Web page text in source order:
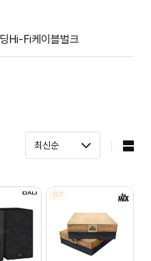
Hi-Fi케이블벌크